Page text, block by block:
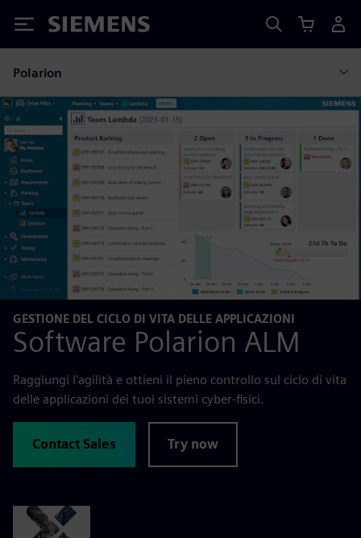
Siemens
Polarion
GESTIONE DEL CICLO DI VITA DELLE APPLICAZIONI
Software Polarion ALM
Raggiungi l'agilità e ottieni il pieno controllo sul ciclo di vita
delle applicazioni dei tuoi sistemi cyber-fisici.
Contact Sales Try now